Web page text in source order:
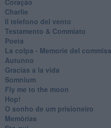
Charlie
Il telefono del vento
Testamento & Commiato
Poeta
​La colpa - Memorie del
Autunno
Gracias a la vida
Somnium
Fly me to the moon
Hop!
O sonho de um prisioneiro
Memòrias